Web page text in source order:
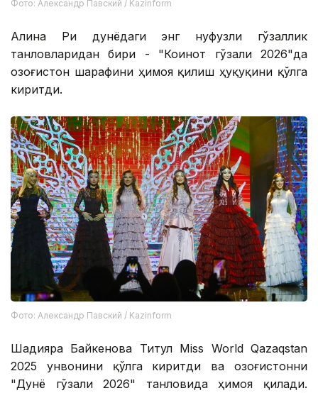
Фото: Александр Павский / Kazinform
Алина Ри дунёдаги энг нуфузли гўзаллик
танловларидан бири - "Коинот гўзали 2026"да
Қозоғистон шарафини ҳимоя қилиш ҳуқуқини қўлга
киритди.
Фото: Александр Павский / Kazinform
Шадияра Байкенова Титул Miss World Qazaqstan
2025 унвонини қўлга киритди ва Қозоғистонни
"Дунё гўзали 2026" танловида ҳимоя қилади.